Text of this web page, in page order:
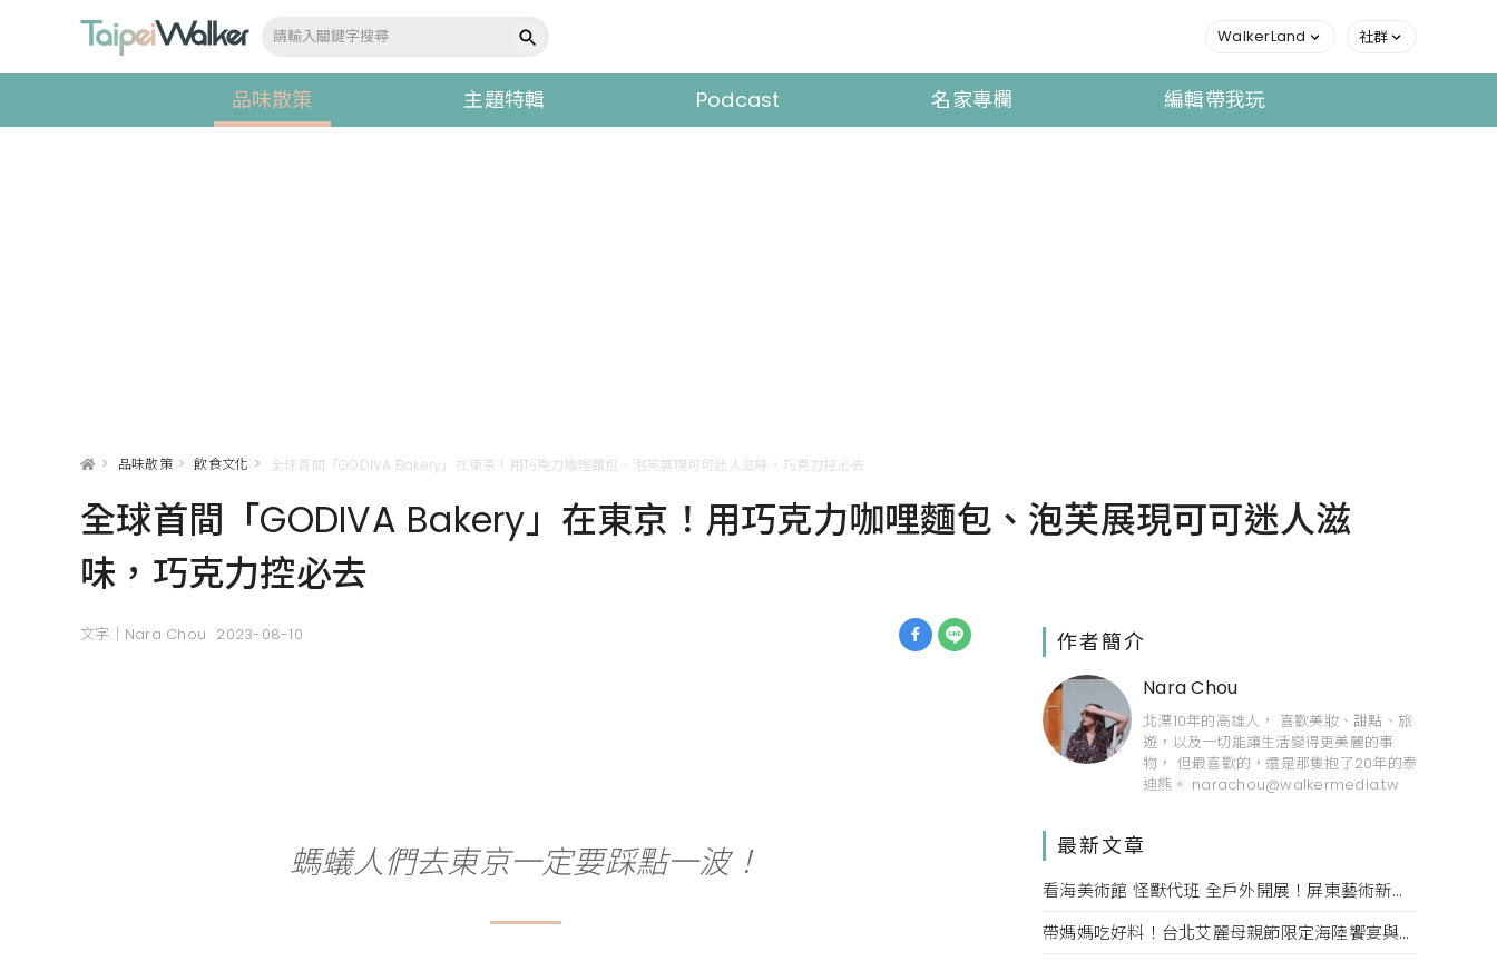
WalkerLand 社群
品味散策 主題特輯 Podcast 名家專欄 編輯帶我玩
> 品味散策 > 飲食文化 > 全球首間「GODIVA Bakery」在東京！用巧克力咖哩麵包、泡芙展現可可迷人滋味，巧克力控必去
全球首間「GODIVA Bakery」在東京！用巧克力咖哩麵包、泡芙展現可可迷人滋
味，巧克力控必去
文字｜Nara Chou 2023-08-10
螞蟻人們去東京一定要踩點一波！
作者簡介
Nara Chou
北漂10年的高雄人， 喜歡美妝、甜點、旅
遊，以及一切能讓生活變得更美麗的事
物， 但最喜歡的，還是那隻抱了20年的泰
迪熊。 narachou@walkermedia.tw
最新文章
看海美術館 怪獸代班 全戶外開展！屏東藝術新亮點 網美必拍。
帶媽媽吃好料！台北艾麗母親節限定海陸饗宴與住房專案一次收藏。